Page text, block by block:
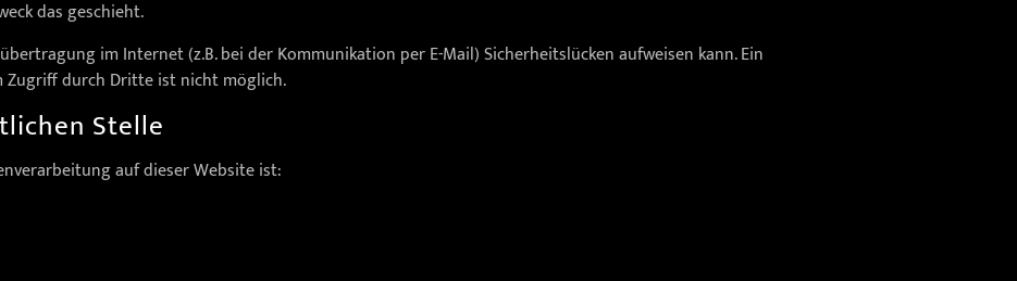
das geschieht.
im Internet (z.B. bei der Kommunikation per E-Mail) Sicherheitslücken aufweisen kann. Ein
Zugriff durch Dritte ist nicht möglich.
Stelle
auf dieser Website ist: